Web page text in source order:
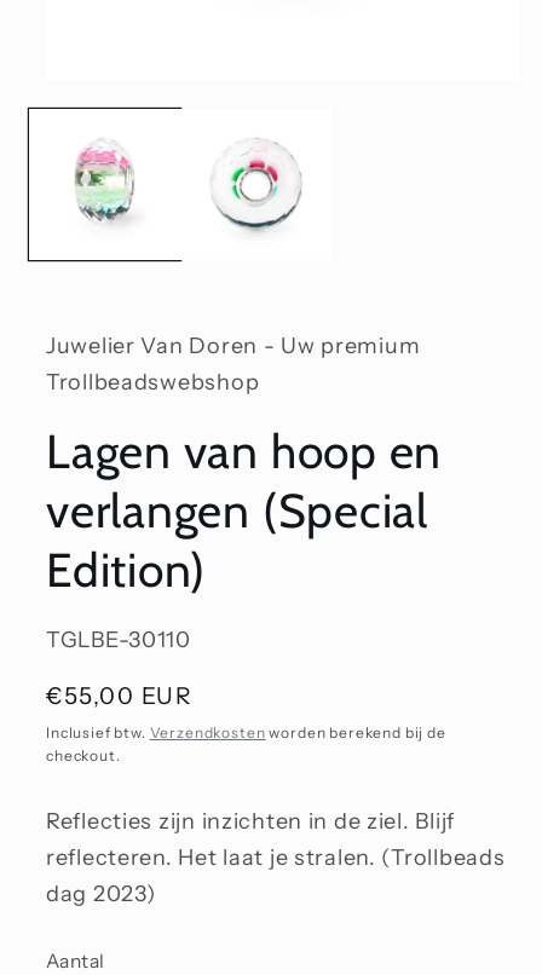
1
modaal
Juwelier Van Doren - Uw premium
Trollbeadswebshop
Lagen van hoop en
verlangen (Special
Edition)
SKU:
TGLBE-30110
Normale
prijs
€55,00 EUR
Inclusief btw. Verzendkosten worden berekend bij de
checkout.
Reflecties zijn inzichten in de ziel. Blijf
reflecteren. Het laat je stralen. (Trollbeads
dag 2023)
Aantal